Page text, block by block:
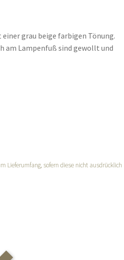
grau beige farbigen Tönung.
am Lampenfuß sind gewollt und
Lieferumfang, sofern diese nicht ausdrücklich